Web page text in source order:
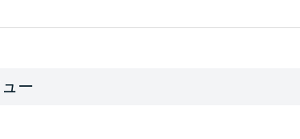
ド付きのフリースと合わせることが多いので、フ
でしょう。